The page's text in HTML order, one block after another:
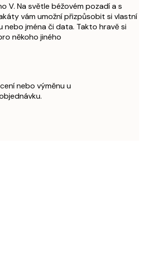
V. Na světle béžovém pozadí a s
vám umožní přizpůsobit si vlastní
jména či data. Takto hravě si
někoho jiného
nebo výměnu u